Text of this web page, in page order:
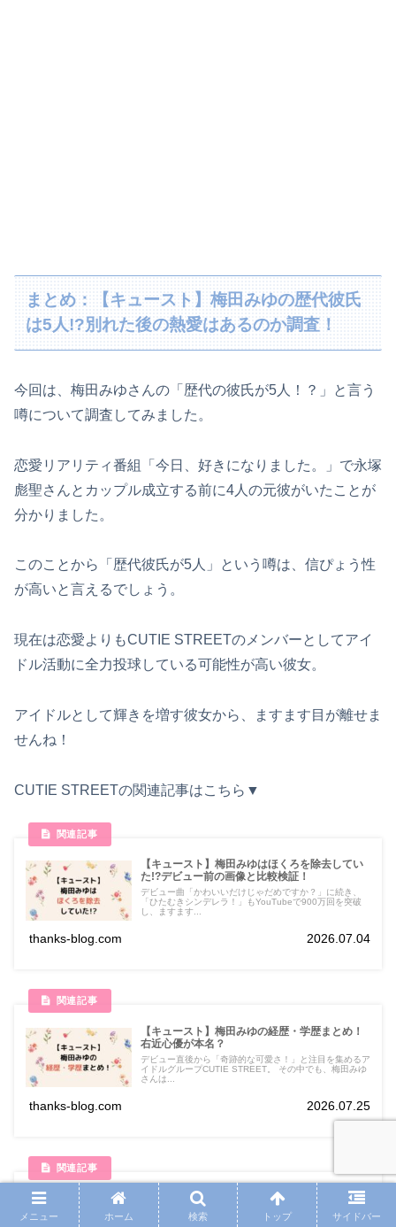
まとめ：【キュースト】梅田みゆの歴代彼氏
は5人!?別れた後の熱愛はあるのか調査！
今回は、梅田みゆさんの「歴代の彼氏が5人！？」と言う
噂について調査してみました。
恋愛リアリティ番組「今日、好きになりました。」で永塚
彪聖さんとカップル成立する前に4人の元彼がいたことが
分かりました。
このことから「歴代彼氏が5人」という噂は、信ぴょう性
が高いと言えるでしょう。
現在は恋愛よりもCUTIE STREETのメンバーとしてアイ
ドル活動に全力投球している可能性が高い彼女。
アイドルとして輝きを増す彼女から、ますます目が離せま
せんね！
CUTIE STREETの関連記事はこちら▼
【キュースト】梅田みゆはほくろを除去してい
た!?デビュー前の画像と比較検証！
デビュー曲「かわいいだけじゃだめですか？」に続き、
「ひたむきシンデレラ！」もYouTubeで900万回を突破
し、ますます...
thanks-blog.com 2026.07.04
【キュースト】梅田みゆの経歴・学歴まとめ！
右近⼼優が本名？
デビュー直後から「奇跡的な可愛さ！」と注目を集めるア
イドルグループCUTIE STREET。 その中でも、梅田みゆ
さんは...
thanks-blog.com 2026.07.25
【キュースト】古澤里紗の学歴まとめ！中学は
陸上・高校はダンス部で全国優勝！
メニュー ホーム 検索 トップ サイドバー